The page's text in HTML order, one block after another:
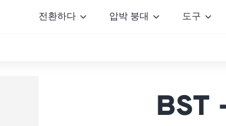
전환하다 압박 붕대 도구
BST